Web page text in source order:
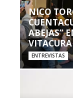
NICO
ABEJAS”
VITACURA
ENTREVISTAS